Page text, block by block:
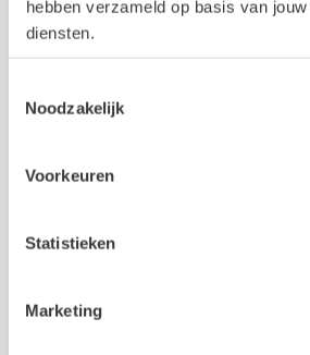
hebben verzameld op basis van
diensten.
Noodzakelijk
Voorkeuren
Statistieken
Marketing
Volgend
Boekhouden
Bij het koppelen van een
dit een foutrapport
nvarchar value '' to data